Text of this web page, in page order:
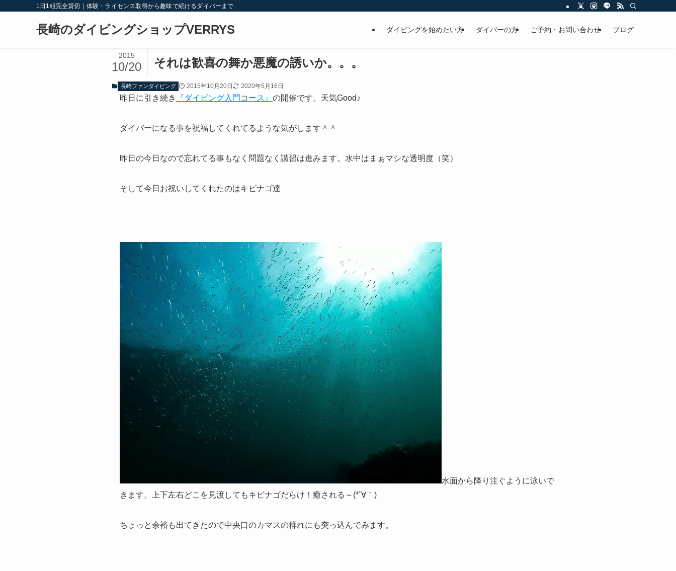
1日1組完全貸切｜体験・ライセンス取得から趣味で続けるダイバーまで
長崎のダイビングショップVERRYS ダイビングを始めたい方 ダイバーの方 ご予約・お問い合わせ ブログ
それは歓喜の舞か悪魔の誘いか。。。
2015
10/20
長崎ファンダイビング 2015年10月20日 2020年5月16日
昨日に引き続き 『ダイビング入門コース』 の開催です。天気Good♪
ダイバーになる事を祝福してくれてるような気がします＾＾
昨日の今日なので忘れてる事もなく問題なく講習は進みます。水中はまぁマシな透明度（笑）
そして今日お祝いしてくれたのはキビナゴ達
水面から降り注ぐように泳いで
きます。上下左右どこを見渡してもキビナゴだらけ！癒される～(*´∀｀)
ちょっと余裕も出てきたので中央口のカマスの群れにも突っ込んでみます。